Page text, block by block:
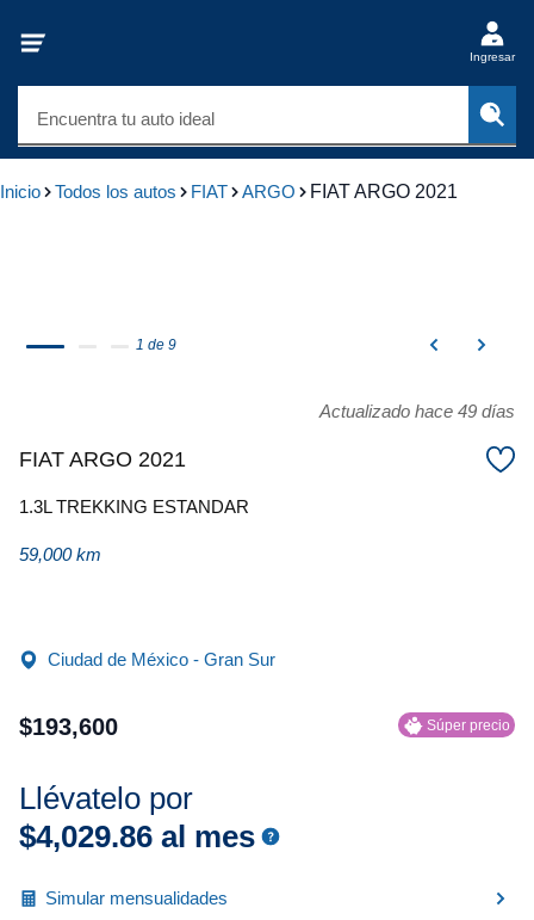
Ingresar
Encuentra tu auto ideal
Inicio Todos los autos FIAT ARGO FIAT ARGO 2021
1 de 9
Actualizado hace 49 días
FIAT ARGO 2021
1.3L TREKKING ESTANDAR
59,000 km
Ciudad de México - Gran Sur
$193,600 Súper precio
Llévatelo por
$4,029.86 al mes
Simular mensualidades